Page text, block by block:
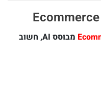
מבוסס AI, חשוב